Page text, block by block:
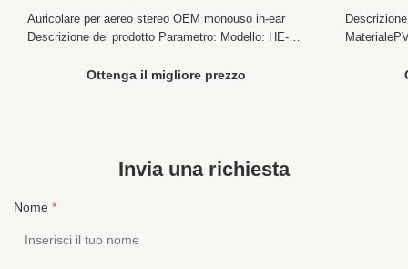
Auricolare per aereo stereo OEM monouso in-ear
Descrizione del prodotto Parametro: Modello: HE-
Frequenza: 20-20000Khz Sensibilità: 104±10%DB
Ottenga il migliore prezzo
getta
aerei
Invia una richiesta
Nome *